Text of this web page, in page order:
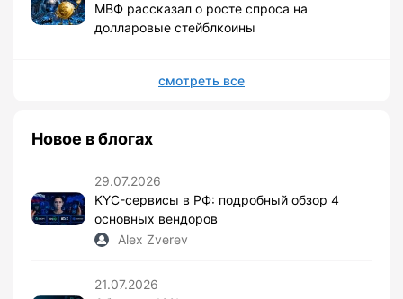
МВФ рассказал о росте спроса на
долларовые стейблкоины
смотреть все
Новое в блогах
29.07.2026
KYC-сервисы в РФ: подробный обзор 4
основных вендоров
Alex Zverev
21.07.2026